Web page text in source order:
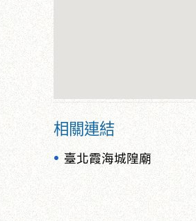
相關連結
臺北霞海城隍廟